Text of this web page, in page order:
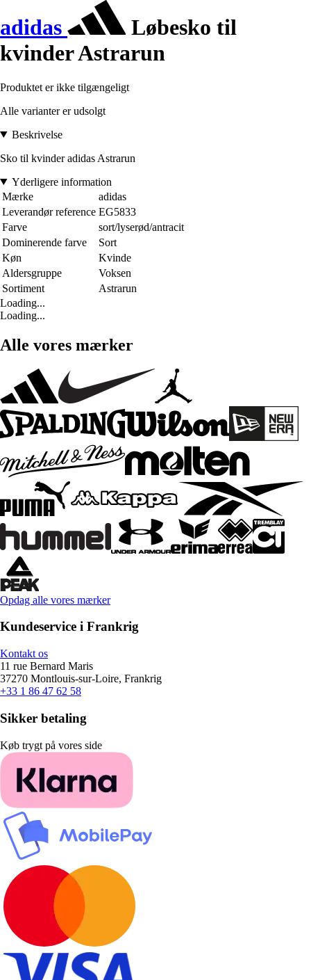
adidas
Løbesko til
kvinder Astrarun
Produktet er ikke tilgængeligt
Alle varianter er udsolgt
Beskrivelse
Sko til kvinder adidas Astrarun
Yderligere information
Mærke
adidas
Leverandør reference EG5833
Farve
sort/lyserød/antracit
Dominerende farve
Sort
Køn
Kvinde
Aldersgruppe
Voksen
Sortiment
Astrarun
Loading...
Loading...
Alle vores mærker
Opdag alle vores mærker
Kundeservice i Frankrig
Kontakt os
11 rue Bernard Maris
37270 Montlouis-sur-Loire, Frankrig
+33 1 86 47 62 58
Sikker betaling
Køb trygt på vores side